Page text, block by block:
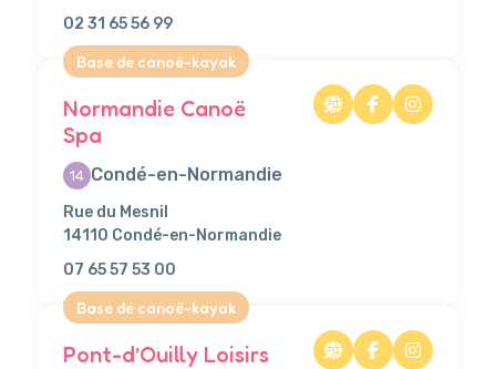
02 31 65 56 99
Base de canoë-kayak
Normandie Canoë
Spa
14 Condé-en-Normandie
Rue du Mesnil
14110 Condé-en-Normandie
07 65 57 53 00
Base de canoë-kayak
Pont-d’Ouilly Loisirs